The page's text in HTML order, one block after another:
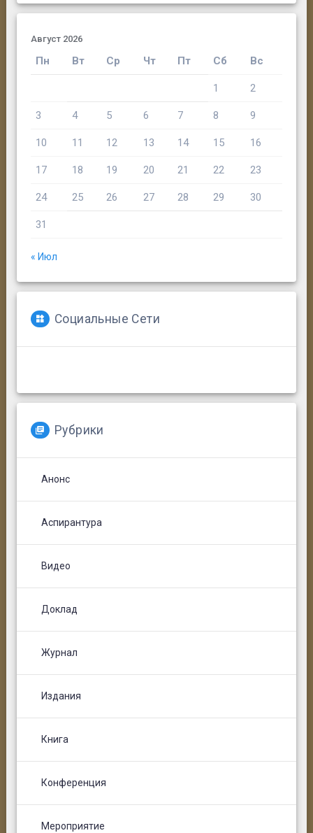
Е.Ф. Синельникова
Т.Ю. Феклова
Август 2026
Пн Вт Ср Чт Пт Сб Вс
1 2
3 4 5 6 7 8 9
10 11 12 13 14 15 16
17 18 19 20 21 22 23
24 25 26 27 28 29 30
31
« Июл
Социальные Сети
Рубрики
Анонс
Аспирантура
Видео
Доклад
Журнал
Издания
Книга
Конференция
Мероприятие